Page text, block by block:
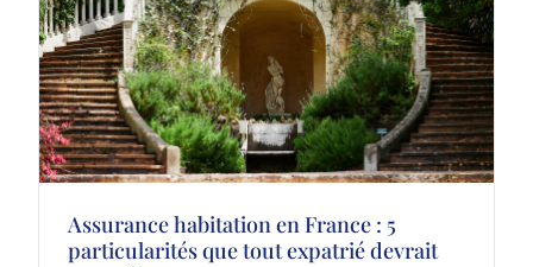
Assurance habitation en France : 5
particularités que tout expatrié devrait